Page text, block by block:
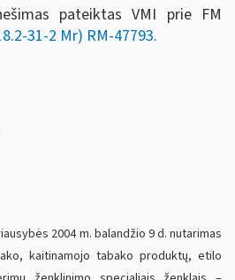
pateiktas VMI prie FM
31-2 Mr) RM-47793.
2004 m. balandžio 9 d. nutarimas
kaitinamojo tabako produktų, etilo